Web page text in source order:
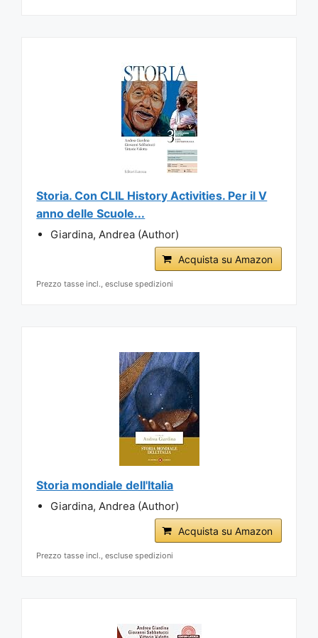
Storia. Con CLIL History Activities. Per il V
anno delle Scuole...
Giardina, Andrea (Author)
Acquista su Amazon
Prezzo tasse incl., escluse spedizioni
Storia mondiale dell'Italia
Giardina, Andrea (Author)
Acquista su Amazon
Prezzo tasse incl., escluse spedizioni